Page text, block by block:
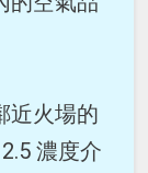
近火場的
濃度介